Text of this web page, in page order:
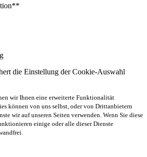
die Einstellung der Cookie-Auswahl
wir Ihnen eine erweiterte Funktionalität
können von uns selbst, oder von Drittanbietern
wir auf unseren Seiten verwenden. Wenn Sie diese
einige oder alle dieser Dienste